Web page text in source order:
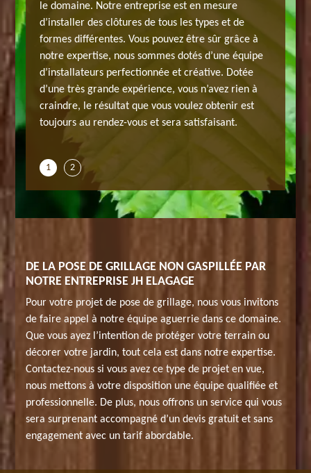
Nous
Nous
le domaine. Notre entreprise est en mesure
d’installer des clôtures de tous les types et de
formes différentes. Vous pouvez être sûr grâce à
notre expertise, nous sommes dotés d’une équipe
d’installateurs perfectionnée et créative. Dotée
d’une très grande expérience, vous n’avez rien à
craindre, le résultat que vous voulez obtenir est
toujours au rendez-vous et sera satisfaisant.
votre
projet
nous
Ce
1 2
DE LA POSE DE GRILLAGE NON GASPILLÉE PAR
NOTRE ENTREPRISE JH ELAGAGE
Pour votre projet de pose de grillage, nous vous invitons
de faire appel à notre équipe aguerrie dans ce domaine.
Que vous ayez l’intention de protéger votre terrain ou
décorer votre jardin, tout cela est dans notre expertise.
Contactez-nous si vous avez ce type de projet en vue,
nous mettons à votre disposition une équipe qualifiée et
professionnelle. De plus, nous offrons un service qui vous
sera surprenant accompagné d’un devis gratuit et sans
engagement avec un tarif abordable.